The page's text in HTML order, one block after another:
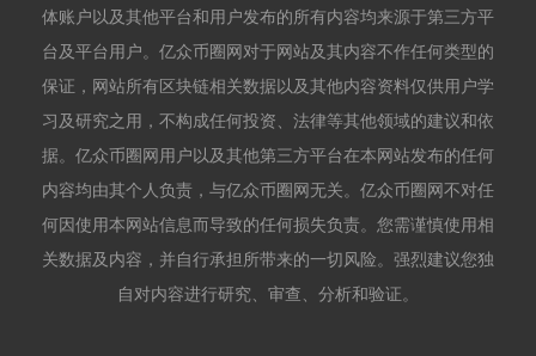
体账户以及其他平台和用户发布的所有内容均来源于第三方平
台及平台用户。亿众币圈网对于网站及其内容不作任何类型的
保证，网站所有区块链相关数据以及其他内容资料仅供用户学
习及研究之用，不构成任何投资、法律等其他领域的建议和依
据。亿众币圈网用户以及其他第三方平台在本网站发布的任何
内容均由其个人负责，与亿众币圈网无关。亿众币圈网不对任
何因使用本网站信息而导致的任何损失负责。您需谨慎使用相
关数据及内容，并自行承担所带来的一切风险。强烈建议您独
自对内容进行研究、审查、分析和验证。